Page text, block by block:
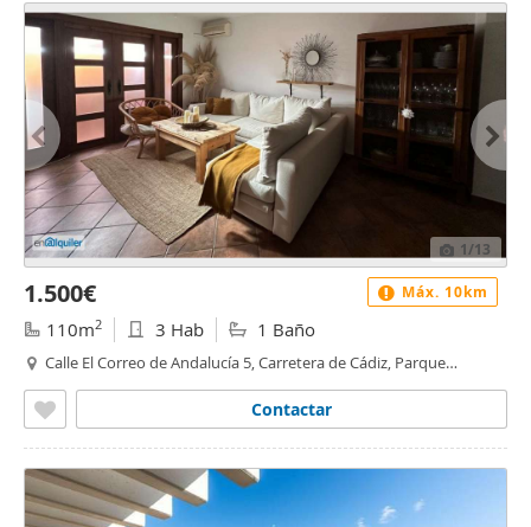
1/13
1.500€
110m2 3 Hab 1 Baño
Calle El Correo de Andalucía 5, Carretera de Cádiz, Parque
Contactar
Máx. 10km